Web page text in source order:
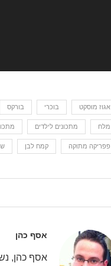
אגוז מוסקט בוכרי בורקס
מלח מתכונים לילדים
פפריקה מתוקה קמח לבן
אסף כהן